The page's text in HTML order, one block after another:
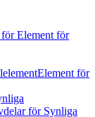
Element för
Element för
för Synliga